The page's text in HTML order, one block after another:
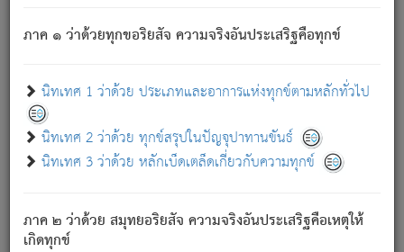
ภาค ๑ ว่าด้วยทุกขอริยสัจ ความจริงอันประเสริฐคือทุกข์
นิทเทศ 1 ว่าด้วย ประเภทและอาการแห่งทุกข์ตามหลักทั่วไป
นิทเทศ 2 ว่าด้วย ทุกข์สรุปในปัญจุปาทานขันธ์
นิทเทศ 3 ว่าด้วย หลักเบ็ดเตล็ดเกี่ยวกับความทุกข์
ภาค ๒ ว่าด้วย สมุทยอริยสัจ ความจริงอันประเสริฐคือเหตุให้
เกิดทุกข์
ภพ ว่ามีได้เพราะวิภพ[2]: เรากล่าวว่า สมณะหรือพราหมณ์ทั้ง
ปวงนั้น ก็ยังสลัดภพออกไปไม่ได้.
ก็ทุกข์นี้มีขึ้น เพราะอาศัยซึ่งอุปธิทั้งปวง.
เพราะความสิ้นไปแห่งอุปาทานทั้งปวง ความเกิดขึ้นแห่ง
ทุกข์จึงไม่มี.
ท่านจงดูโลกนี้เถิด (จะเห็นว่า) สัตว์ทั้งหลายอันอวิชาหนา
แน่นบังหนาแล้ว; และว่า สัตว์ผู้ยินดีในภพอันเป็นแล้วนั้น ย่อม
อันเป็นไปในที่หรือเวลาทั้งปวง[3]เพื่อความมีแห่งประโยชน์โดย
ประการทั้งปวง; ภพทั้งหลายทั้งหมดนั้น ไม่เที่ยง เป็นทุกข์ มี